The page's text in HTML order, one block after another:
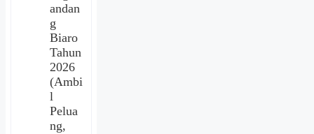
andan
g
Biaro
Tahun
2026
(Ambi
l
Pelua
ng,